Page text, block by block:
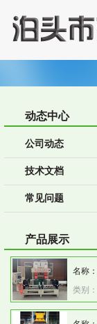
动态中心
公司动态
技术文档
常见问题
产品展示
名称：
类别：